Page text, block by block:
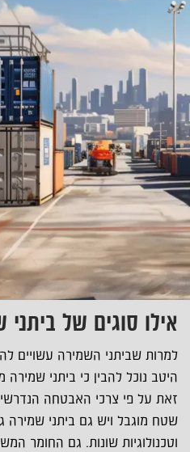
אילו סוגים של
למרות שביתני השמירה עשויים
היטב נוכל להבין כי ביתני שמירה
זאת על פי צרכי האבטחה
שטח מוגבל ויש גם ביתני שמירה
וטכנולוגיות שונות. גם החומר